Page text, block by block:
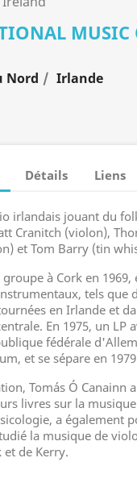
MUSIC
Nord Irlande
Détails Liens
irlandais jouant du
Cranitch (violon),
et Tom Barry (tin
à Cork en
tels que
en Irlande et
En 1975, un LP
fédérale
et se sépare en
Tomás Ó Canainn
livres sur la
a également
la musique de
et de Kerry.